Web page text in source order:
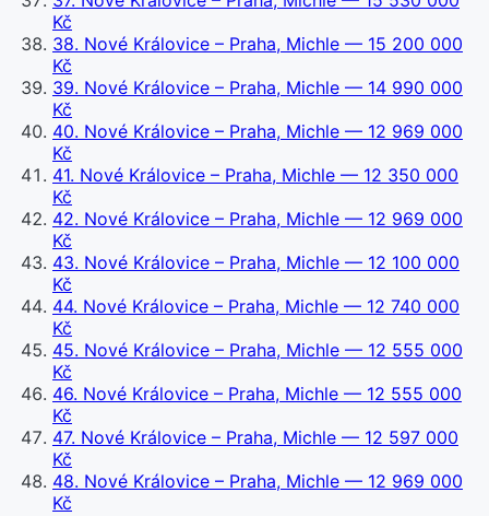
Kč
38. Nové Královice – Praha, Michle — 15 200 000
Kč
39. Nové Královice – Praha, Michle — 14 990 000
Kč
40. Nové Královice – Praha, Michle — 12 969 000
Kč
41. Nové Královice – Praha, Michle — 12 350 000
Kč
42. Nové Královice – Praha, Michle — 12 969 000
Kč
43. Nové Královice – Praha, Michle — 12 100 000
Kč
44. Nové Královice – Praha, Michle — 12 740 000
Kč
45. Nové Královice – Praha, Michle — 12 555 000
Kč
46. Nové Královice – Praha, Michle — 12 555 000
Kč
47. Nové Královice – Praha, Michle — 12 597 000
Kč
48. Nové Královice – Praha, Michle — 12 969 000
Kč